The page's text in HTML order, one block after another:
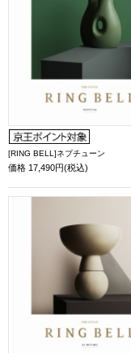
[RING BELL]ネプチューン
価格 17,490円(税込)